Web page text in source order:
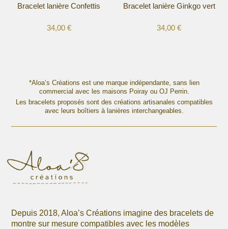
page
page
Bracelet lanière Confettis
34,00 €
variations.
options
page
Bracelet lanière Ginkgo vert
34,00€
variations.
Les
options
peuvent
*Aloa’s Créations est une marque indépendante, sans lien
commercial avec les maisons Poiray ou OJ Perrin.
Les bracelets proposés sont des créations artisanales compatibles
avec leurs boîtiers à lanières interchangeables.
Depuis 2018, Aloa’s Créations imagine des bracelets de
montre sur mesure compatibles avec les modèles